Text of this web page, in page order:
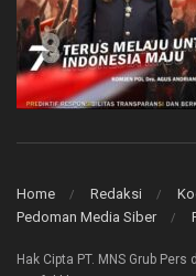
Home Redaksi
Pedoman Media Siber
Hak Cipta PT. MNS Grub